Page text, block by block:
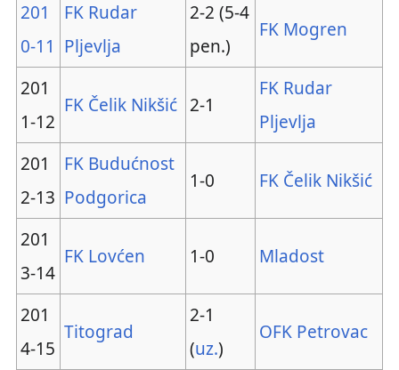
201
0-11
FK Rudar
Pljevlja
2-2 (5-4
pen.)
FK Mogren
201
1-12
FK Čelik Nikšić 2-1
FK Rudar
Pljevlja
201
2-13
FK Budućnost
Podgorica
1-0 FK Čelik Nikšić
201
3-14
FK Lovćen 1-0 Mladost
201
4-15
Titograd
2-1
(uz.)
OFK Petrovac